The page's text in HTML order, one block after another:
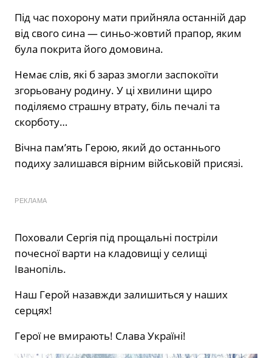
Під час похорону мати прийняла останній дар
від свого сина — синьо-жовтий прапор, яким
була покрита його домовина.
Немає слів, які б зараз змогли заспокоїти
згорьовану родину. У ці хвилини щиро
поділяємо страшну втрату, біль печалі та
скорботу…
Вічна пам’ять Герою, який до останнього
подиху залишався вірним військовій присязі.
РЕКЛАМА
Поховали Сергія під прощальні постріли
почесної варти на кладовищі у селищі
Іванопіль.
Наш Герой назавжди залишиться у наших
серцях!
Герої не вмирають! Слава Україні!